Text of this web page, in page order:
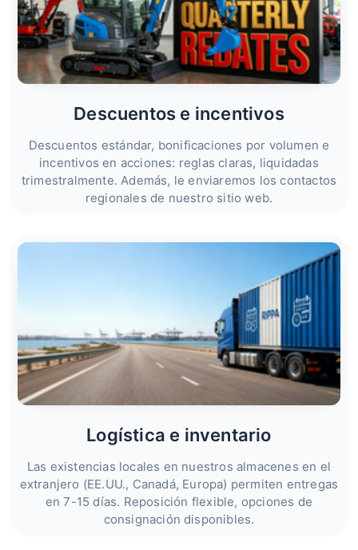
Descuentos e incentivos
Descuentos estándar, bonificaciones por volumen e
incentivos en acciones: reglas claras, liquidadas
trimestralmente. Además, le enviaremos los contactos
regionales de nuestro sitio web.
Logística e inventario
Las existencias locales en nuestros almacenes en el
extranjero (EE.UU., Canadá, Europa) permiten entregas
en 7-15 días. Reposición flexible, opciones de
consignación disponibles.